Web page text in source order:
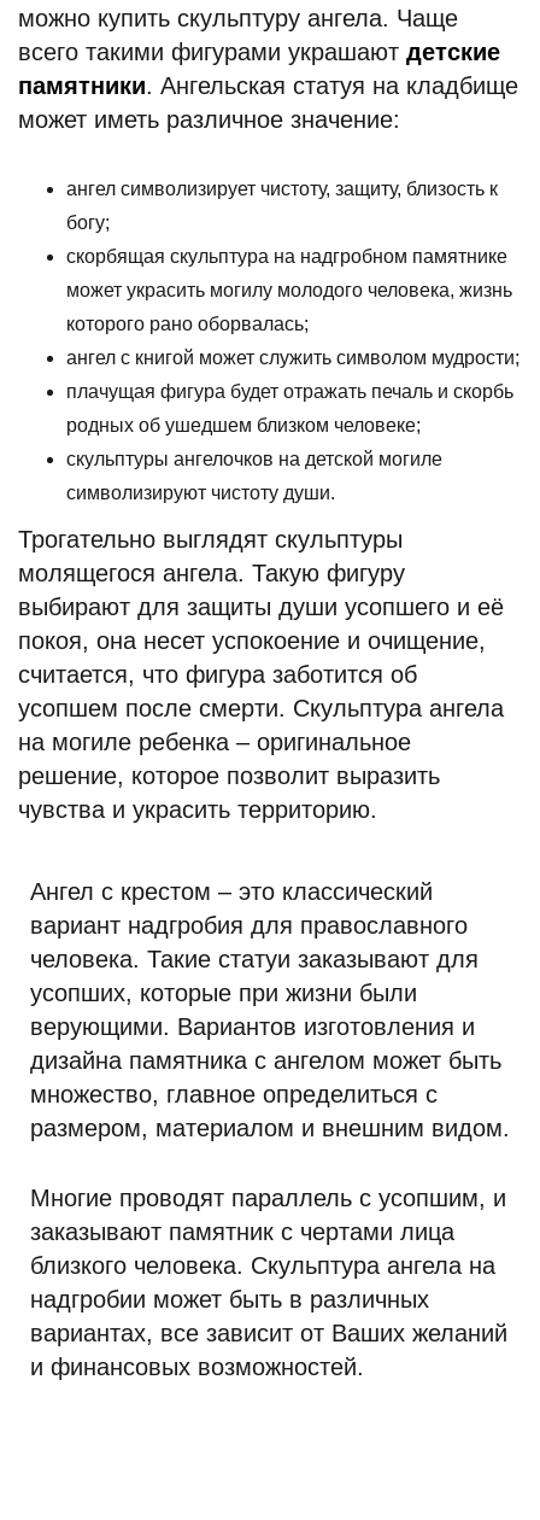
можно купить скульптуру ангела. Чаще
всего такими фигурами украшают детские
памятники. Ангельская статуя на кладбище
может иметь различное значение:
ангел символизирует чистоту, защиту, близость к
богу;
скорбящая скульптура на надгробном памятнике
может украсить могилу молодого человека, жизнь
которого рано оборвалась;
ангел с книгой может служить символом мудрости;
плачущая фигура будет отражать печаль и скорбь
родных об ушедшем близком человеке;
скульптуры ангелочков на детской могиле
символизируют чистоту души.
Трогательно выглядят скульптуры
молящегося ангела. Такую фигуру
выбирают для защиты души усопшего и её
покоя, она несет успокоение и очищение,
считается, что фигура заботится об
усопшем после смерти. Скульптура ангела
на могиле ребенка – оригинальное
решение, которое позволит выразить
чувства и украсить территорию.
Ангел с крестом – это классический
вариант надгробия для православного
человека. Такие статуи заказывают для
усопших, которые при жизни были
верующими. Вариантов изготовления и
дизайна памятника с ангелом может быть
множество, главное определиться с
размером, материалом и внешним видом.
Многие проводят параллель с усопшим, и
заказывают памятник с чертами лица
близкого человека. Скульптура ангела на
надгробии может быть в различных
вариантах, все зависит от Ваших желаний
и финансовых возможностей.